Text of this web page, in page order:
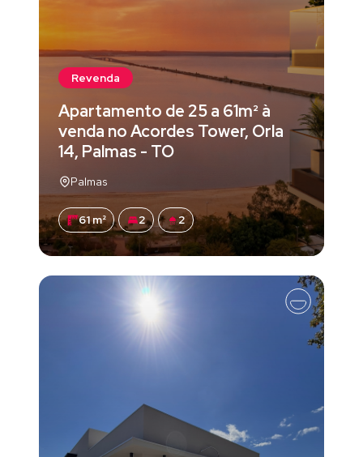
Revenda
Apartamento de 25 a 61m² à
venda no Acordes Tower, Orla
14, Palmas - TO
Palmas
61 m² 2 2